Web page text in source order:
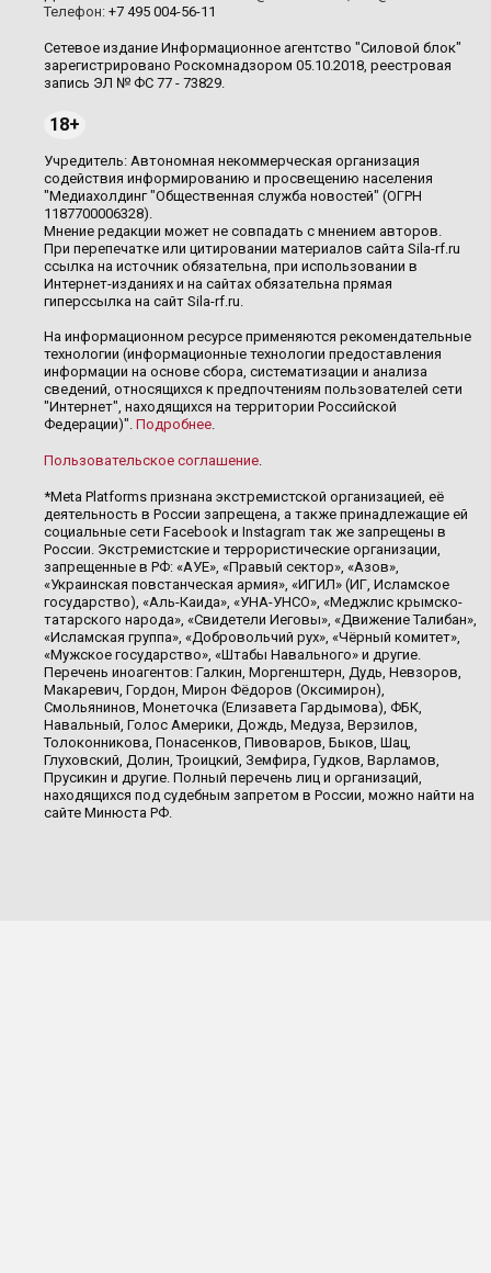
Телефон: +7 495 004-56-11
Сетевое издание Информационное агентство "Силовой блок"
зарегистрировано Роскомнадзором 05.10.2018, реестровая
запись ЭЛ № ФС 77 - 73829.
18+
Учредитель: Автономная некоммерческая организация
содействия информированию и просвещению населения
"Медиахолдинг "Общественная служба новостей" (ОГРН
1187700006328).
Мнение редакции может не совпадать с мнением авторов.
При перепечатке или цитировании материалов сайта Sila-rf.ru
ссылка на источник обязательна, при использовании в
Интернет-изданиях и на сайтах обязательна прямая
гиперссылка на сайт Sila-rf.ru.
На информационном ресурсе применяются рекомендательные
технологии (информационные технологии предоставления
информации на основе сбора, систематизации и анализа
сведений, относящихся к предпочтениям пользователей сети
"Интернет", находящихся на территории Российской
Федерации)". Подробнее.
Пользовательское соглашение.
*Meta Platforms признана экстремистской организацией, её
деятельность в России запрещена, а также принадлежащие ей
социальные сети Facebook и Instagram так же запрещены в
России. Экстремистские и террористические организации,
запрещенные в РФ: «АУЕ», «Правый сектор», «Азов»,
«Украинская повстанческая армия», «ИГИЛ» (ИГ, Исламское
государство), «Аль-Каида», «УНА-УНСО», «Меджлис крымско-
татарского народа», «Свидетели Иеговы», «Движение Талибан»,
«Исламская группа», «Добровольчий рух», «Чёрный комитет»,
«Мужское государство», «Штабы Навального» и другие.
Перечень иноагентов: Галкин, Моргенштерн, Дудь, Невзоров,
Макаревич, Гордон, Мирон Фёдоров (Оксимирон),
Смольянинов, Монеточка (Елизавета Гардымова), ФБК,
Навальный, Голос Америки, Дождь, Медуза, Верзилов,
Толоконникова, Понасенков, Пивоваров, Быков, Шац,
Глуховский, Долин, Троицкий, Земфира, Гудков, Варламов,
Прусикин и другие. Полный перечень лиц и организаций,
находящихся под судебным запретом в России, можно найти на
сайте Минюста РФ.